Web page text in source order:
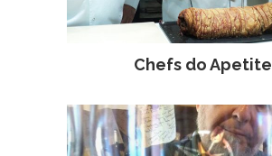
Chefs do Apetite